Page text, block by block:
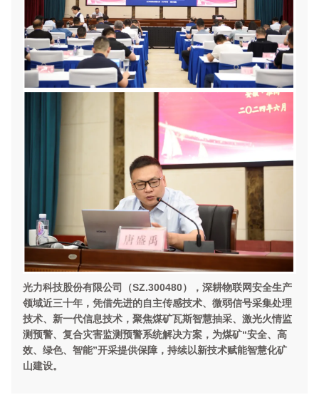
光力科技股份有限公司（SZ.300480），深耕物联网安全生产
领域近三十年，凭借先进的自主传感技术、微弱信号采集处理
技术、新一代信息技术，聚焦煤矿瓦斯智慧抽采、激光火情监
测预警、复合灾害监测预警系统解决方案，为煤矿“安全、高
效、绿色、智能”开采提供保障，持续以新技术赋能智慧化矿
山建设。